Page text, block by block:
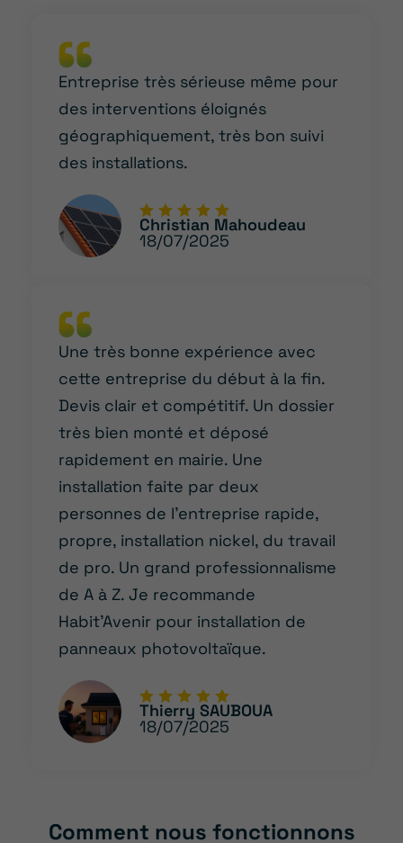
Entreprise très sérieuse même pour
des interventions éloignés
géographiquement, très bon suivi
des installations.
Christian Mahoudeau
18/07/2025
Une très bonne expérience avec
cette entreprise du début à la fin.
Devis clair et compétitif. Un dossier
très bien monté et déposé
rapidement en mairie. Une
installation faite par deux
personnes de l’entreprise rapide,
propre, installation nickel, du travail
de pro. Un grand professionnalisme
de A à Z. Je recommande
Habit’Avenir pour installation de
panneaux photovoltaïque.
Thierry SAUBOUA
18/07/2025
Comment nous fonctionnons